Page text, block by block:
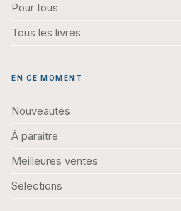
Pour tous
Tous les livres
EN CE MOMENT
Nouveautés
À paraitre
Meilleures ventes
Sélections